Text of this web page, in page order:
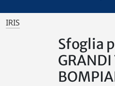
IRIS
Sfoglia
GRANDI